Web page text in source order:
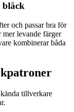
bläck
och passar bra för
mer levande färger
kombinerar båda
tillverkare